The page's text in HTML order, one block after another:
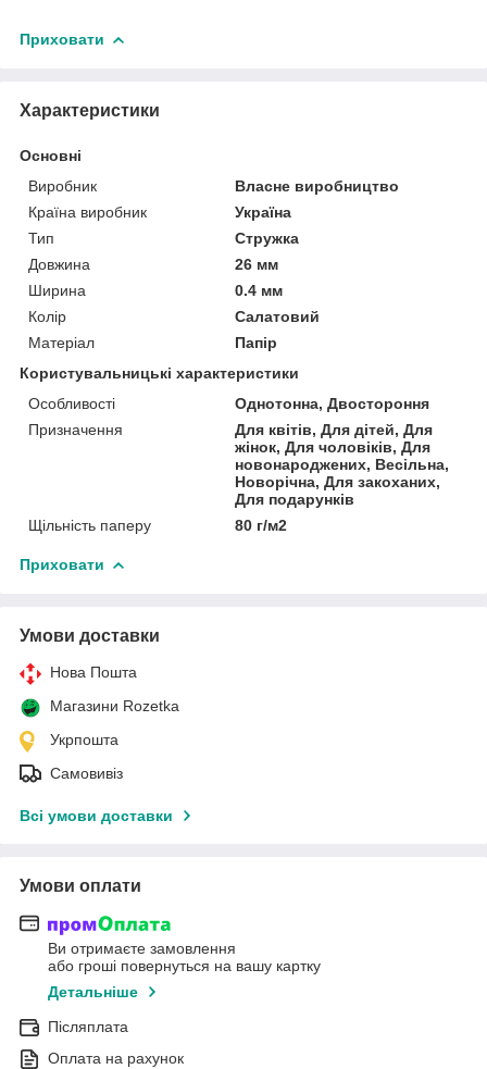
Приховати
Характеристики
Основні
Виробник
Власне виробництво
Країна виробник
Україна
Тип
Стружка
Довжина
26 мм
Ширина
0.4 мм
Колір
Салатовий
Матеріал
Папір
Користувальницькі характеристики
Особливості
Однотонна, Двостороння
Призначення
Для квітів, Для дітей, Для
жінок, Для чоловіків, Для
новонароджених, Весільна,
Новорічна, Для закоханих,
Для подарунків
Щільність паперу
80 г/м2
Приховати
Умови доставки
Нова Пошта
Магазини Rozetka
Укрпошта
Самовивіз
Всі умови доставки
Умови оплати
Ви отримаєте замовлення
або гроші повернуться на вашу картку
Детальніше
Післяплата
Оплата на рахунок